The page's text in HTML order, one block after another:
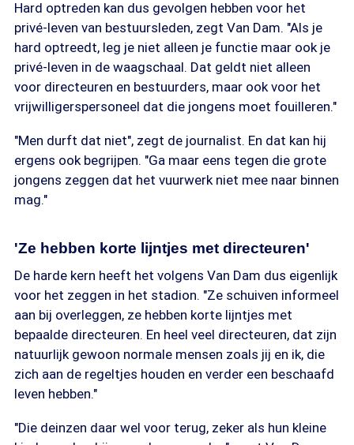
Hard optreden kan dus gevolgen hebben voor het
privé-leven van bestuursleden, zegt Van Dam. "Als je
hard optreedt, leg je niet alleen je functie maar ook je
privé-leven in de waagschaal. Dat geldt niet alleen
voor directeuren en bestuurders, maar ook voor het
vrijwilligerspersoneel dat die jongens moet fouilleren."
"Men durft dat niet", zegt de journalist. En dat kan hij
ergens ook begrijpen. "Ga maar eens tegen die grote
jongens zeggen dat het vuurwerk niet mee naar binnen
mag."
'Ze hebben korte lijntjes met directeuren'
De harde kern heeft het volgens Van Dam dus eigenlijk
voor het zeggen in het stadion. "Ze schuiven informeel
aan bij overleggen, ze hebben korte lijntjes met
bepaalde directeuren. En heel veel directeuren, dat zijn
natuurlijk gewoon normale mensen zoals jij en ik, die
zich aan de regeltjes houden en verder een beschaafd
leven hebben."
"Die deinzen daar wel voor terug, zeker als hun kleine